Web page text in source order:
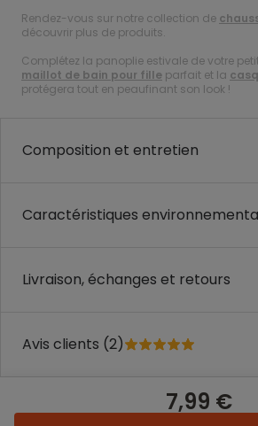
Rendez-vous sur notre collection de
découvrir plus de produits.
Complétez la panoplie estivale de votre
maillot de bain pour fille parfait et la
protégera tout en peaufinant son look !
Composition et entretien
Caractéristiques
Livraison, échanges et retours
Avis clients (2)
7,99 €